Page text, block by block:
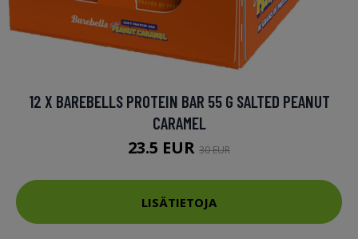
12 X BAREBELLS PROTEIN BAR 55 G SALTED PEANUT
CARAMEL
23.5 EUR 30 EUR
LISÄTIETOJA